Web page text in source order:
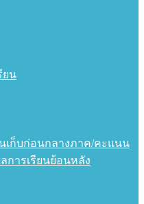
ยน
เก็บก่อนกลางภาค/คะแนน
การเรียนย้อนหลัง